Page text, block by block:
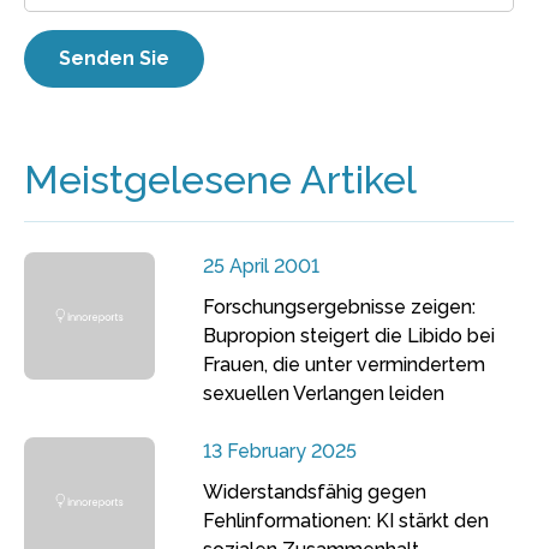
Meistgelesene Artikel
25 April 2001
Forschungsergebnisse zeigen:
Bupropion steigert die Libido bei
Frauen, die unter vermindertem
sexuellen Verlangen leiden
13 February 2025
Widerstandsfähig gegen
Fehlinformationen: KI stärkt den